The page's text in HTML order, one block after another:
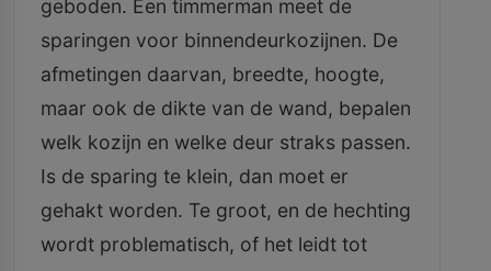
geboden. Een timmerman meet de
sparingen voor binnendeurkozijnen. De
afmetingen daarvan, breedte, hoogte,
maar ook de dikte van de wand, bepalen
welk kozijn en welke deur straks passen.
Is de sparing te klein, dan moet er
gehakt worden. Te groot, en de hechting
wordt problematisch, of het leidt tot